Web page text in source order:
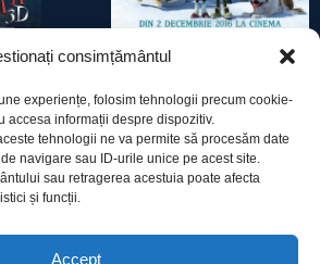
consimțământul
experiențe, folosim tehnologii precum cookie-
accesa informații despre dispozitiv.
tehnologii ne va permite să procesăm date
navigare sau ID-urile unice pe acest site.
sau retragerea acestuia poate afecta
și funcții.
Accept
MAREA BULGĂREALĂ
Utile